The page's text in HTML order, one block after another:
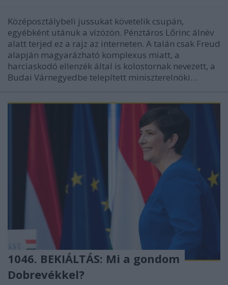
Középosztálybeli jussukat követelik csupán,
egyébként utánuk a vízözön. Pénztáros Lőrinc álnév
alatt terjed ez a rajz az interneten. A talán csak Freud
alapján magyarázható komplexus miatt, a
harciaskodó ellenzék által is kolostornak nevezett, a
Budai Várnegyedbe telepített miniszterelnöki…
1046. BEKIÁLTÁS: Mi a gondom
Dobrevékkel?